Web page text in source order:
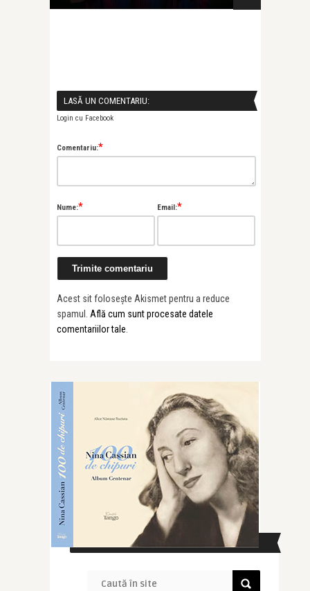
LASĂ UN COMENTARIU:
Login cu Facebook
Comentariu:*
Nume:* Email:*
Acest sit folosește Akismet pentru a reduce
spamul. Află cum sunt procesate datele
comentariilor tale
CAUTĂ ÎN SITE